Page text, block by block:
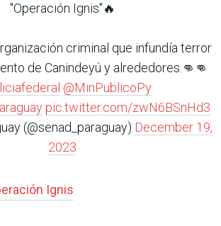
"Operación Ignis"🔥
criminal que infundía terror
de Canindeyú y alrededores.👊👊
@MinPublicoPy
pic.twitter.com/zwN6BSnHd3
(@senad_paraguay) December 19,
2023
Ignis